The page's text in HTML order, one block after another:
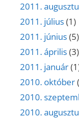
2011.
2011. július(1)
2011. június(5)
2011. április(3)
2011. január
2010. október
2010.
2010.